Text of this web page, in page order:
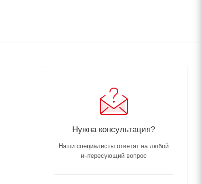
Нужна консультация?
Наши специалисты ответят на любой
интересующий вопрос